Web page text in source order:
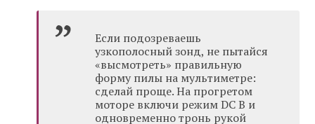
Если подозреваешь
узкополосный зонд, не пытайся
«высмотреть» правильную
форму пилы на мультиметре:
сделай проще. На прогретом
моторе включи режим DC В и
одновременно тронь рукой